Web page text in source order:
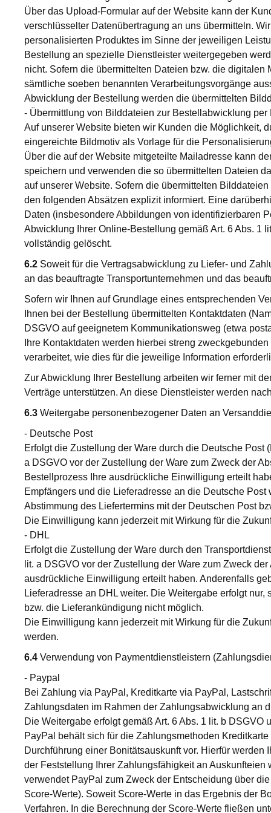
Über das Upload-Formular auf der Website kann der
verschlüsselter Datenübertragung an uns übermitteln.
personalisierten Produktes im Sinne der jeweiligen
Bestellung an spezielle Dienstleister weitergegeben
nicht. Sofern die übermittelten Dateien bzw. die
sämtliche soeben benannten Verarbeitungsvorgänge
Abwicklung der Bestellung werden die übermittelten
- Übermittlung von Bilddateien zur Bestellabwicklung per
Auf unserer Website bieten wir Kunden die Möglichkeit,
eingereichte Bildmotiv als Vorlage für die
Über die auf der Website mitgeteilte Mailadresse kann
speichern und verwenden die so übermittelten Dateien
auf unserer Website. Sofern die übermittelten
den folgenden Absätzen explizit informiert. Eine
Daten (insbesondere Abbildungen von identifizierbaren
Abwicklung Ihrer Online-Bestellung gemäß Art. 6 Abs. 1
vollständig gelöscht.
6.2 Soweit für die Vertragsabwicklung zu Liefer- und
an das beauftragte Transportunternehmen und das
Sofern wir Ihnen auf Grundlage eines entsprechenden
Ihnen bei der Bestellung übermittelten Kontaktdaten
DSGVO auf geeignetem Kommunikationsweg (etwa
Ihre Kontaktdaten werden hierbei streng
verarbeitet, wie dies für die jeweilige Information
Zur Abwicklung Ihrer Bestellung arbeiten wir ferner mit
Verträge unterstützen. An diese Dienstleister werden
6.3 Weitergabe personenbezogener Daten an
- Deutsche Post
Erfolgt die Zustellung der Ware durch die Deutsche
a DSGVO vor der Zustellung der Ware zum Zweck der
Bestellprozess Ihre ausdrückliche Einwilligung erteilt
Empfängers und die Lieferadresse an die Deutsche
Abstimmung des Liefertermins mit der Deutschen Post
Die Einwilligung kann jederzeit mit Wirkung für die
- DHL
Erfolgt die Zustellung der Ware durch den
lit. a DSGVO vor der Zustellung der Ware zum Zweck
ausdrückliche Einwilligung erteilt haben. Anderenfalls
Lieferadresse an DHL weiter. Die Weitergabe erfolgt
bzw. die Lieferankündigung nicht möglich.
Die Einwilligung kann jederzeit mit Wirkung für die
werden.
6.4 Verwendung von Paymentdienstleistern
- Paypal
Bei Zahlung via PayPal, Kreditkarte via PayPal,
Zahlungsdaten im Rahmen der Zahlungsabwicklung an
Die Weitergabe erfolgt gemäß Art. 6 Abs. 1 lit. b
PayPal behält sich für die Zahlungsmethoden
Durchführung einer Bonitätsauskunft vor. Hierfür
der Feststellung Ihrer Zahlungsfähigkeit an
verwendet PayPal zum Zweck der Entscheidung über
Score-Werte). Soweit Score-Werte in das Ergebnis der
Verfahren. In die Berechnung der Score-Werte fließen